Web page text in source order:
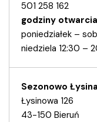
501 258 162
godziny
poniedziałek –
niedziela 12:30 –
Sezonowo
Łysinowa 126
43-150 Bieruń